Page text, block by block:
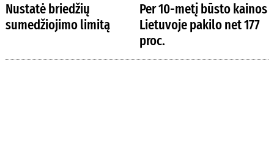
Nustatė briedžių
sumedžiojimo limitą
Per 10-metį būsto kainos
Lietuvoje pakilo net 177
proc.